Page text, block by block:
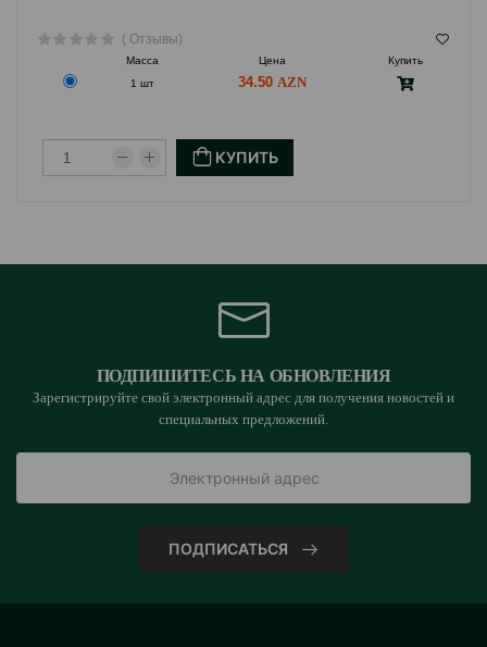
( Отзывы)
Масса Цена
Купить
1 шт
34.50
КУПИТЬ
ПОДПИШИТЕСЬ НА ОБНОВЛЕНИЯ
Зарегистрируйте свой электронный адрес для получения новостей и
специальных предложений.
ПОДПИСАТЬСЯ